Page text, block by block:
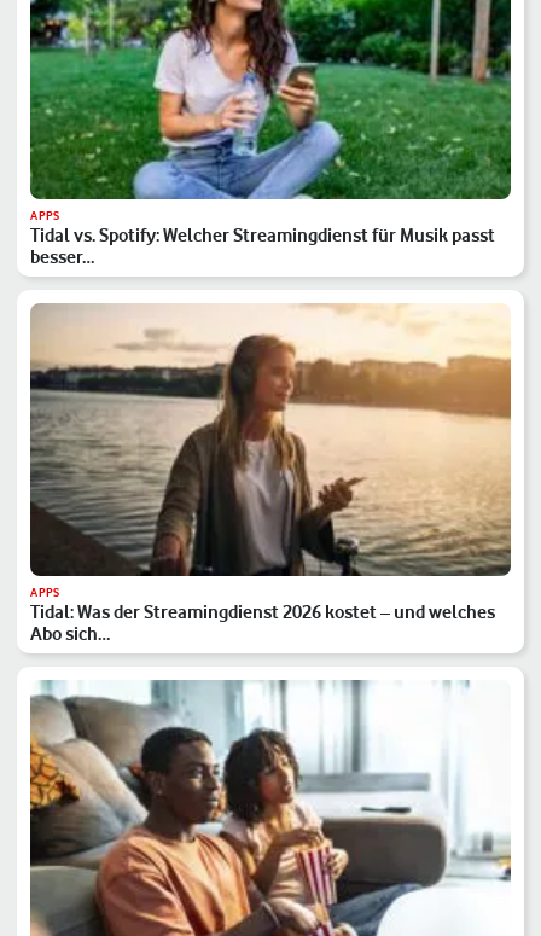
APPS
Tidal vs. Spotify: Welcher Streamingdienst für Musik passt
besser…
APPS
Tidal: Was der Streamingdienst 2026 kostet – und welches
Abo sich…